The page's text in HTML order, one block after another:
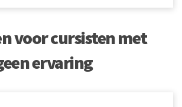
voor cursisten met
ervaring